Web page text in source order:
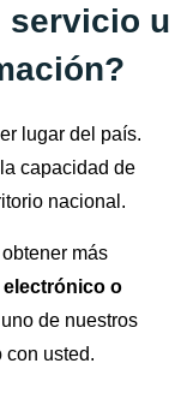
servicio u
lugar del país.
capacidad de
nacional.
más
o
de nuestros
con usted.